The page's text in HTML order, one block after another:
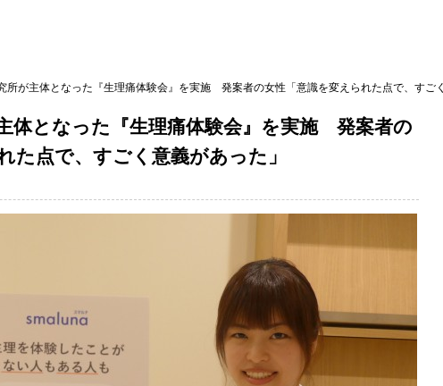
所が主体となった『生理痛体験会』を実施 発案者の女性「意識を変えられた点で、すご
体となった『生理痛体験会』を実施 発案者の
た点で、すごく意義があった」